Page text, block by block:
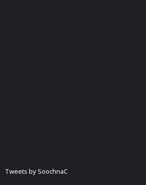
Tweets by SoochnaC